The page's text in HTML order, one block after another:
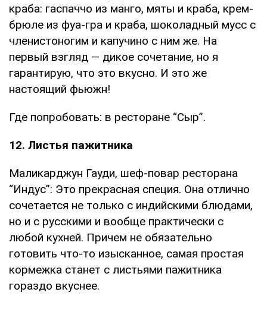
краба: гаспаччо из манго, мяты и краба, крем-
брюле из фуа-гра и краба, шоколадный мусс с
членистоногим и капучино с ним же. На
первый взгляд — дикое сочетание, но я
гарантирую, что это вкусно. И это же
настоящий фьюжн!
Где попробовать: в ресторане “Сыр”.
12. Листья пажитника
Маликарджун Гауди, шеф-повар ресторана
“Индус”: Это прекрасная специя. Она отлично
сочетается не только с индийскими блюдами,
но и с русскими и вообще практически с
любой кухней. Причем не обязательно
готовить что-то изысканное, самая простая
кормежка станет с листьями пажитника
гораздо вкуснее.